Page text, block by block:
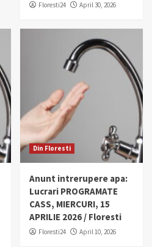
Floresti24 April 30, 2026
Din Floresti
Anunt intrerupere apa:
Lucrari PROGRAMATE
CASS, MIERCURI, 15
APRILIE 2026 / Floresti
Floresti24 April 10, 2026